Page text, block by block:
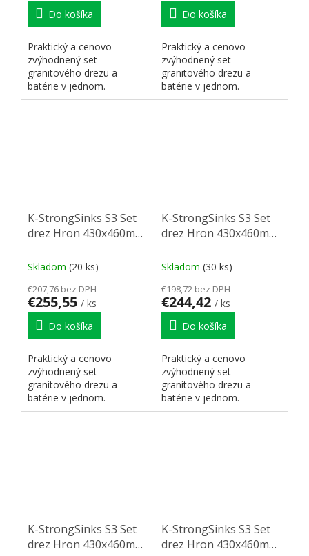
Do košíka
Praktický a cenovo
zvýhodnený set
granitového drezu a
batérie v jednom.
Do košíka
Praktický a cenovo
zvýhodnený set
granitového drezu a
batérie v jednom.
K-StrongSinks S3 Set
drez Hron 430x460mm
Rhona chróm
Skladom (20 ks)
€207,76 bez DPH
€255,55 / ks
Do košíka
Praktický a cenovo
zvýhodnený set
granitového drezu a
batérie v jednom.
K-StrongSinks S3 Set
drez Hron 430x460mm
Seina chróm
Skladom (30 ks)
€198,72 bez DPH
€244,42 / ks
Do košíka
Praktický a cenovo
zvýhodnený set
granitového drezu a
batérie v jednom.
K-StrongSinks S3 Set
drez Hron 430x460mm
K-StrongSinks S3 Set
drez Hron 430x460mm